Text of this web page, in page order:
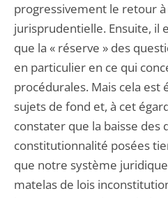
progressivement le retour
jurisprudentielle. Ensuite, il
que la « réserve » des
en particulier en ce qui
procédurales. Mais cela est
sujets de fond et, à cet
constater que la baisse
constitutionnalité posées
que notre système
matelas de lois